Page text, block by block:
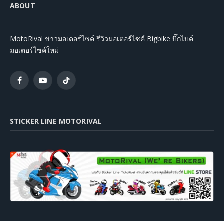
ABOUT
MotoRival ข่าวมอเตอร์ไซค์ รีวิวมอเตอร์ไซค์ Bigbike บิ๊กไบค์
มอเตอร์ไซค์ใหม่
FacebookYouTubeTikTok
STICKER LINE MOTORIVAL